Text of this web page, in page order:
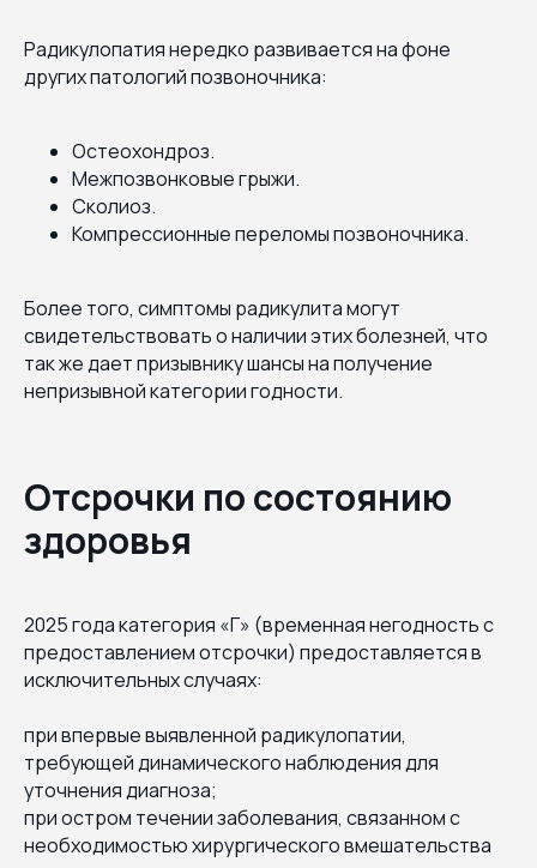
Радикулопатия нередко развивается на фоне
других патологий позвоночника:
Остеохондроз.
Межпозвонковые грыжи.
Сколиоз.
Компрессионные переломы позвоночника.
Более того, симптомы радикулита могут
свидетельствовать о наличии этих болезней, что
так же дает призывнику шансы на получение
непризывной категории годности.
Отсрочки по состоянию
здоровья
2025 года категория «Г» (временная негодность с
предоставлением отсрочки) предоставляется в
исключительных случаях:
при впервые выявленной радикулопатии,
требующей динамического наблюдения для
уточнения диагноза;
при остром течении заболевания, связанном с
необходимостью хирургического вмешательства